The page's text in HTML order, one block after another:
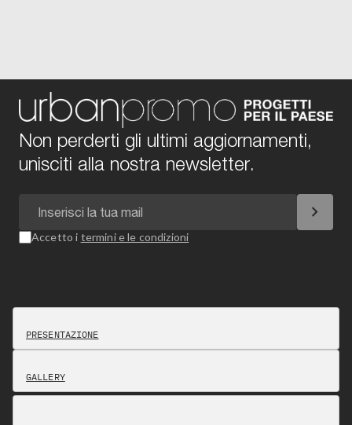
Non perderti gli ultimi aggiornamenti,
unisciti alla nostra newsletter.
chevron_right
Accetto i termini e le condizioni
PRESENTAZIONE
GALLERY